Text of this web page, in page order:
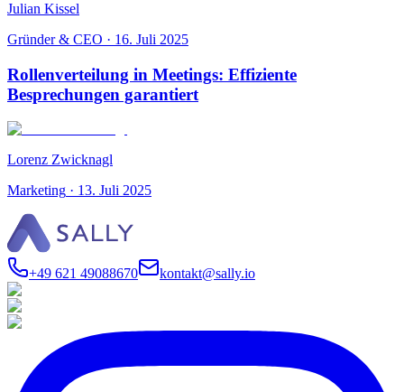
Julian Kissel
Gründer & CEO · 16. Juli 2025
Rollenverteilung in Meetings: Effiziente
Besprechungen garantiert
Lorenz Zwicknagl
Marketing · 13. Juli 2025
+49 621 49088670 kontakt@sally.io